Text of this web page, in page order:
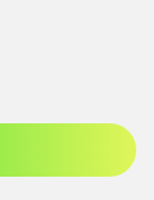
dig som medlem